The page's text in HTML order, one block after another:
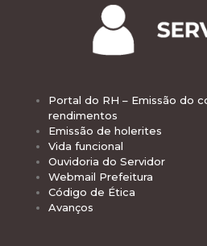
Portal do RH – Emissão do
rendimentos
Emissão de holerites
Vida funcional
Ouvidoria do Servidor
Webmail Prefeitura
Código de Ética
Avanços